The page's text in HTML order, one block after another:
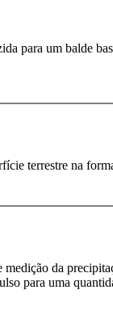
para um balde
terrestre na
da
para uma